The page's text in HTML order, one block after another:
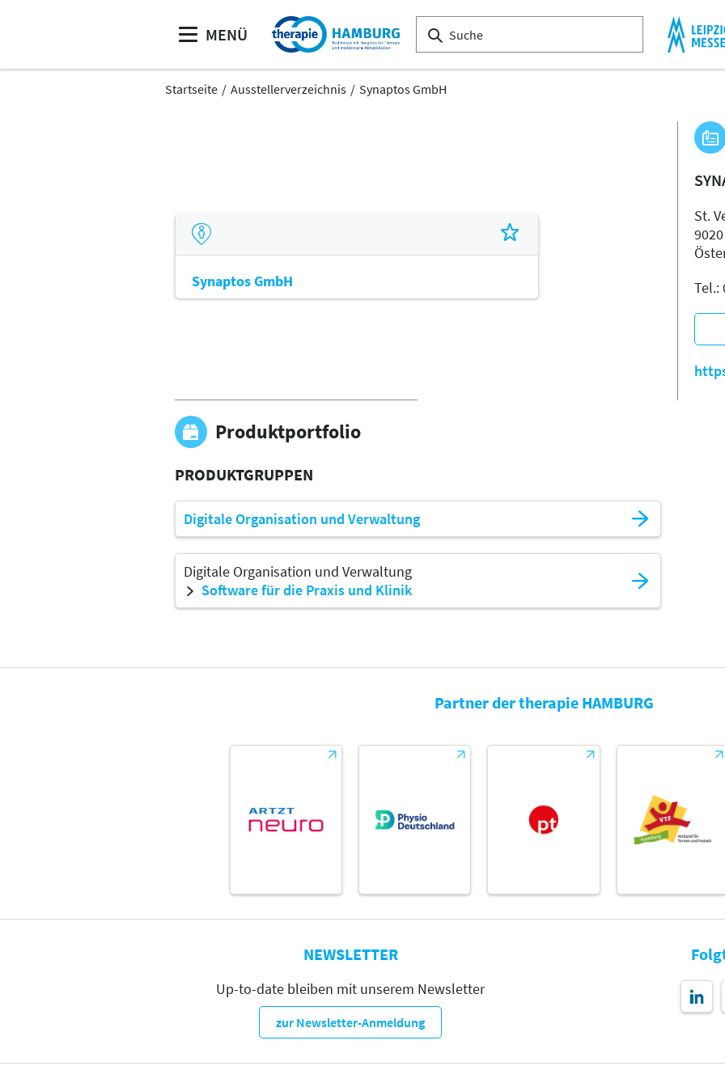
MENÜ
Startseite Ausstellerverzeichnis Synaptos GmbH
Synaptos GmbH
Produktportfolio
PRODUKTGRUPPEN
Digitale Organisation und Verwaltung
Digitale Organisation und Verwaltung
Software für die Praxis und Klinik
St.
Tel.:
Partner der therapie HAMBURG
NEWSLETTER
Up-to-date bleiben mit unserem Newsletter
zur Newsletter-Anmeldung